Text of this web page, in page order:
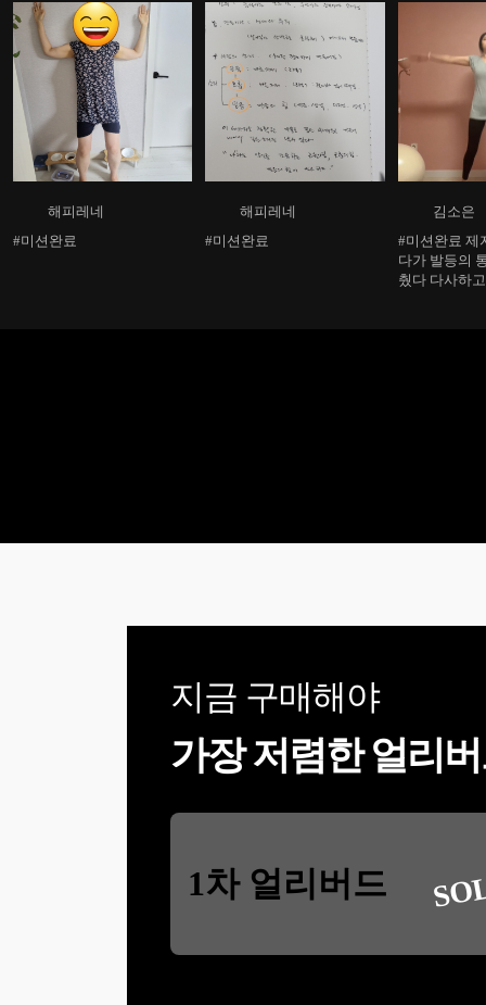
해피레네
#미션완료
해피레네
#미션완료
김소은
#미션완료 제
다가 발등의
췄다 다사하
지금 구매해야
가장 저렴한 얼리
1차 얼리버드